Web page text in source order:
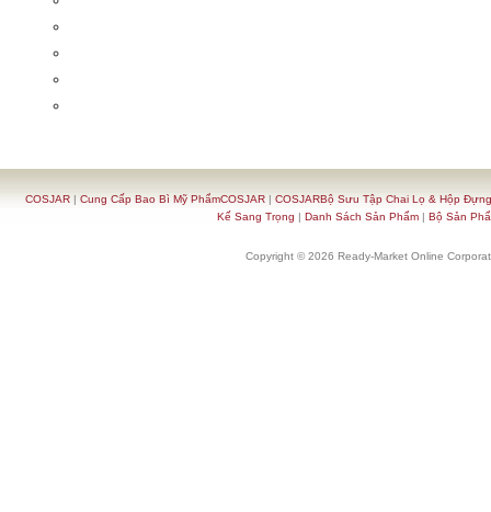
COSJAR| Cung Cấp Bao Bì Mỹ PhẩmCOSJAR| COSJARBộ Sưu Tập Chai Lọ & Hộp
Kế Sang Trọng | Danh Sách Sản Phẩm| Bộ Sản
Copyright © 2026 Ready-Market Online